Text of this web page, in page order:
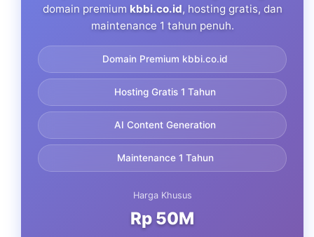
domain premium kbbi.co.id, hosting gratis, dan
maintenance 1 tahun penuh.
Domain Premium kbbi.co.id
Hosting Gratis 1 Tahun
AI Content Generation
Maintenance 1 Tahun
Harga Khusus
Rp 50M